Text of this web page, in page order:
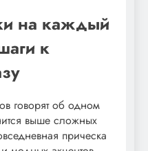
на каждый
к
говорят об одном
выше сложных
прическа